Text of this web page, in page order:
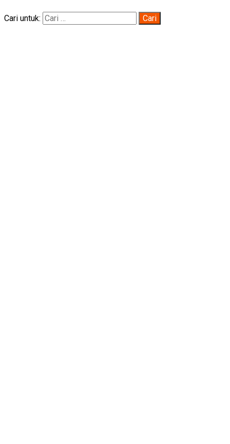
Cari untuk: